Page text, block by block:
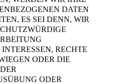
DATEN
ES SEI DENN, WIR
RECHTE
ODER DIE
ODER